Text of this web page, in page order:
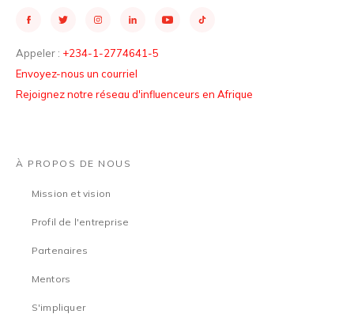
Appeler : +234-1-2774641-5
Envoyez-nous un courriel
Rejoignez notre réseau d'influenceurs en Afrique
À PROPOS DE NOUS
Mission et vision
Profil de l'entreprise
Partenaires
Mentors
S'impliquer